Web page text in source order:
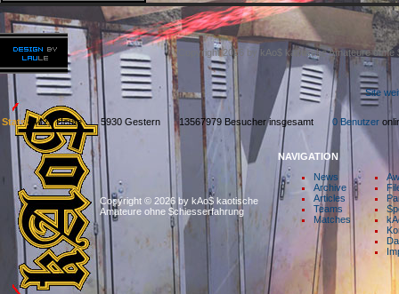
Copyright 2026 by kAo$ kaotische Amateure
Site
Stats: 4429 Heute 5930 Gestern 13567979 Besucher insgesamt0 Benutzer
Copyright © 2026 by kAo$ kaotische
Amateure ohne $chiesserfahrung
NAVIGATION
News
Archive
Articles
Teams
Matches